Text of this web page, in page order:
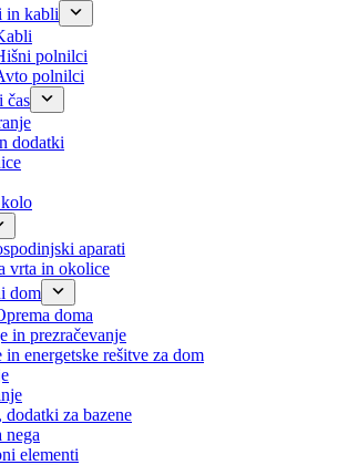
in kabli
polnilci
polnilci
čas
dodatki
aparati
vrta in okolice
dom
doma
in prezračevanje
in energetske rešitve za dom
dodatki za bazene
nega
elementi